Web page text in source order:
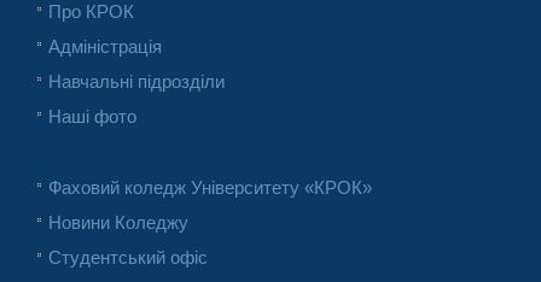
Про КРОК
Адміністрація
Навчальні підрозділи
Наші фото
Фаховий коледж Університету «КРОК»
Новини Коледжу
Студентський офіс